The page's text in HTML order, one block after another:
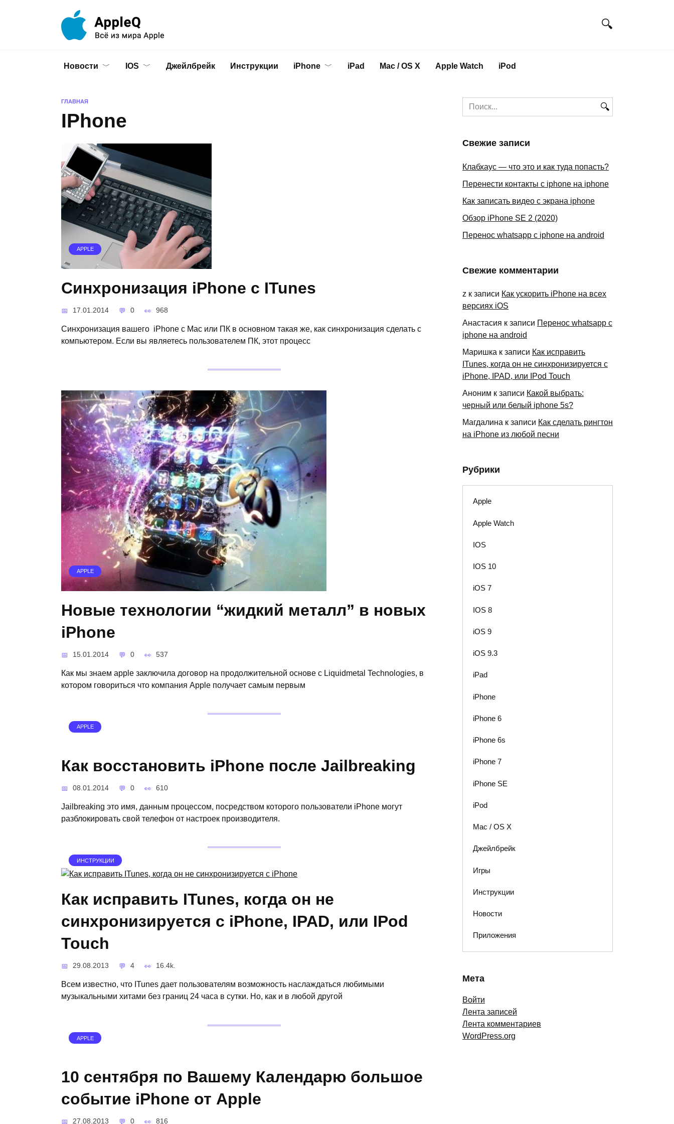
Новости IOS Джейлбрейк Инструкции iPhone iPad Mac / OS X Apple Watch iPod
ГЛАВНАЯ
IPhone
APPLE
Синхронизация iPhone с ITunes
17.01.2014 0 968
Синхронизация вашего iPhone с Mac или ПК в основном такая же, как синхронизация сделать с
компьютером. Если вы являетесь пользователем ПК, этот процесс
APPLE
Новые технологии “жидкий металл” в новых
iPhone
15.01.2014 0 537
Как мы знаем apple заключила договор на продолжительной основе с Liquidmetal Technologies, в
котором говориться что компания Apple получает самым первым
APPLE
Как восстановить iPhone после Jailbreaking
08.01.2014 0 610
Jailbreaking это имя, данным процессом, посредством которого пользователи iPhone могут
разблокировать свой телефон от настроек производителя.
ИНСТРУКЦИИ
Как исправить ITunes, когда он не
синхронизируется с iPhone, IPAD, или IPod
Touch
29.08.2013 4 16.4k.
Всем известно, что ITunes дает пользователям возможность наслаждаться любимыми
музыкальными хитами без границ 24 часа в сутки. Но, как и в любой другой
APPLE
10 сентября по Вашему Календарю большое
событие iPhone от Apple
27.08.2013 0 816
Search
for:
Свежие записи
Клабхаус — что это и как туда попасть?
Перенести контакты с iphone на iphone
Как записать видео с экрана iphone
Обзор iPhone SE 2 (2020)
Перенос whatsapp с iphone на android
Свежие комментарии
z к записи Как ускорить iPhone на всех
версиях iOS
Анастасия к записи Перенос whatsapp с
iphone на android
Маришка к записи Как исправить
ITunes, когда он не синхронизируется с
iPhone, IPAD, или IPod Touch
Аноним к записи Какой выбрать:
черный или белый iphone 5s?
Магдалина к записи Как сделать рингтон
на iPhone из любой песни
Рубрики
Apple
Apple Watch
IOS
IOS 10
iOS 7
IOS 8
iOS 9
iOS 9.3
iPad
iPhone
iPhone 6
iPhone 6s
iPhone 7
iPhone SE
iPod
Mac / OS X
Джейлбрейк
Игры
Инструкции
Новости
Приложения
Мета
Войти
Лента записей
Лента комментариев
WordPress.org